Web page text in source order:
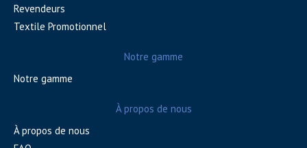
Revendeurs
Textile Promotionnel
Notre gamme
Notre gamme
À propos de nous
À propos de nous